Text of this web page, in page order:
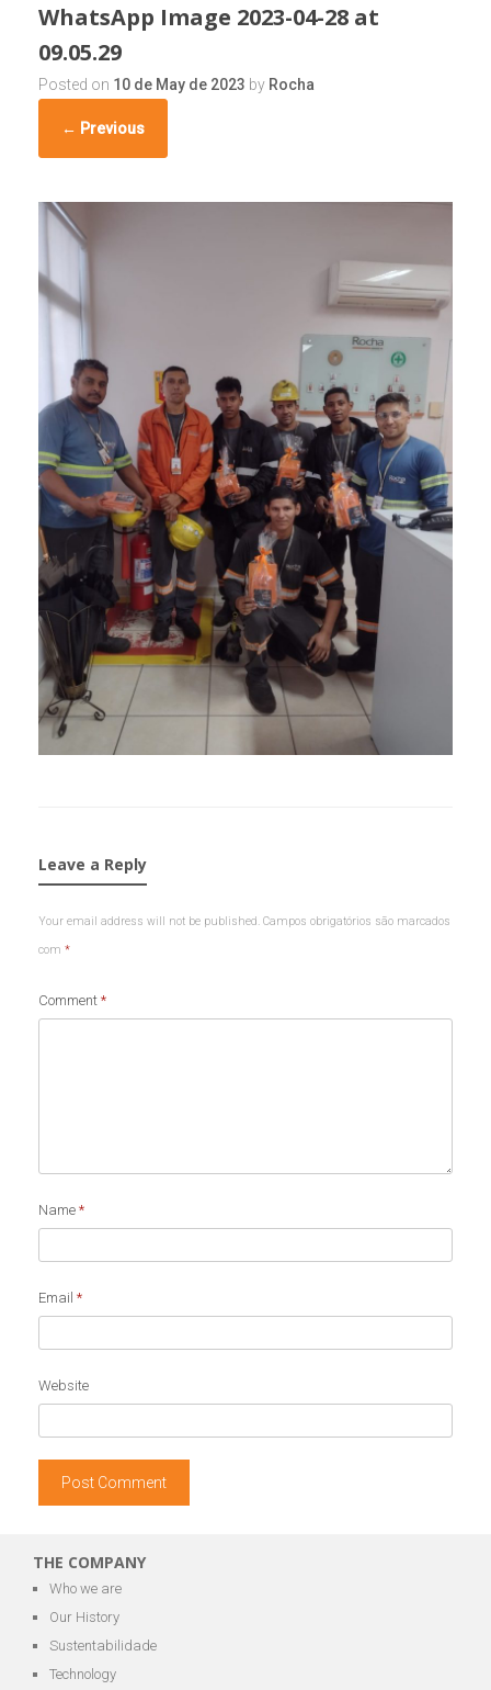
WhatsApp Image 2023-04-28 at
09.05.29
Posted on 10 de May de 2023 by Rocha
← Previous
Leave a Reply
Your email address will not be published. Campos obrigatórios são marcados
com *
Comment *
Name *
Email *
Website
THE COMPANY
Who we are
Our History
Sustentabilidade
Technology